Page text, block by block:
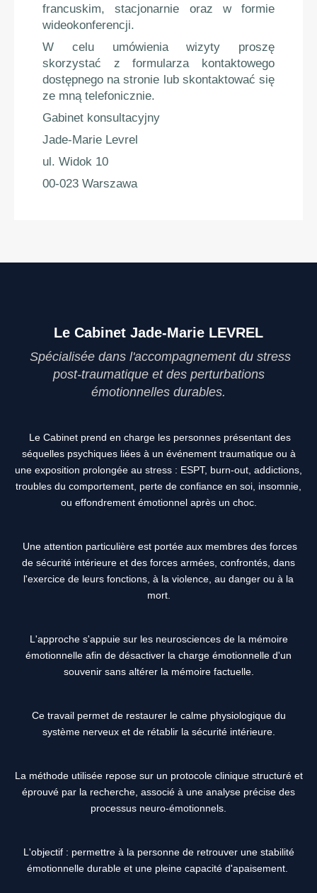
francuskim, stacjonarnie oraz w formie
wideokonferencji.
W celu umówienia wizyty proszę
skorzystać z formularza kontaktowego
dostępnego na stronie lub skontaktować się
ze mną telefonicznie.
Gabinet konsultacyjny
Jade-Marie Levrel
ul. Widok 10
00-023 Warszawa
Le Cabinet Jade-Marie LEVREL
Spécialisée dans l'accompagnement du stress
post-traumatique et des perturbations
émotionnelles durables.
Le Cabinet prend en charge les personnes présentant des
séquelles psychiques liées à un événement traumatique ou à
une exposition prolongée au stress : ESPT, burn-out, addictions,
troubles du comportement, perte de confiance en soi, insomnie,
ou effondrement émotionnel après un choc.
Une attention particulière est portée aux membres des forces
de sécurité intérieure et des forces armées, confrontés, dans
l'exercice de leurs fonctions, à la violence, au danger ou à la
mort.
L'approche s'appuie sur les neurosciences de la mémoire
émotionnelle afin de désactiver la charge émotionnelle d'un
souvenir sans altérer la mémoire factuelle.
Ce travail permet de restaurer le calme physiologique du
système nerveux et de rétablir la sécurité intérieure.
La méthode utilisée repose sur un protocole clinique structuré et
éprouvé par la recherche, associé à une analyse précise des
processus neuro-émotionnels.
L'objectif : permettre à la personne de retrouver une stabilité
émotionnelle durable et une pleine capacité d'apaisement.